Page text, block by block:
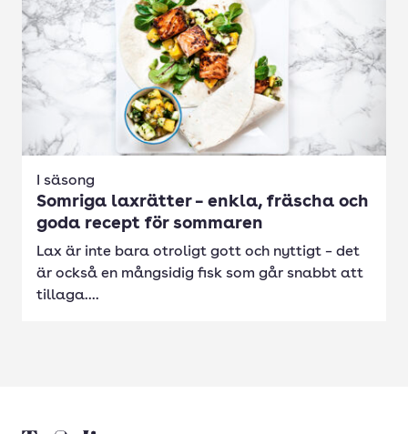
I säsong
Somriga laxrätter – enkla, fräscha och
goda recept för sommaren
Lax är inte bara otroligt gott och nyttigt – det
är också en mångsidig fisk som går snabbt att
tillaga....